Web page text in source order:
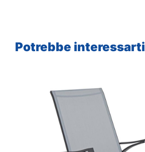
Potrebbe interessarti